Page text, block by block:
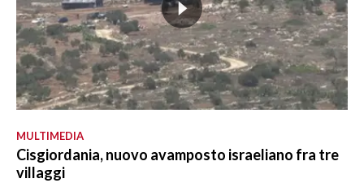
MULTIMEDIA
Cisgiordania, nuovo avamposto israeliano fra tre
villaggi